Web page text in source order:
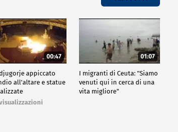
00:47
appiccato
all'altare e statue
01:07
I migranti di Ceuta: "Siamo
venuti qui in cerca di una
vita migliore"